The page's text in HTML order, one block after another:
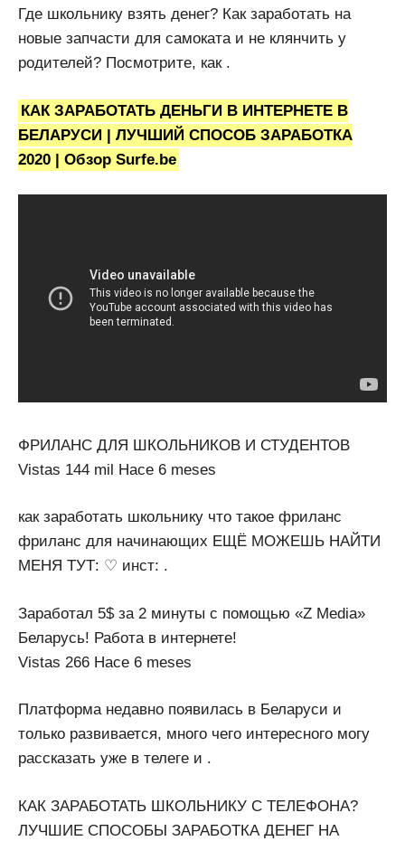
Где школьнику взять денег? Как заработать на
новые запчасти для самоката и не клянчить у
родителей? Посмотрите, как .
КАК ЗАРАБОТАТЬ ДЕНЬГИ В ИНТЕРНЕТЕ В
БЕЛАРУСИ | ЛУЧШИЙ СПОСОБ ЗАРАБОТКА
2020 | Обзор Surfe.be
ФРИЛАНС ДЛЯ ШКОЛЬНИКОВ И СТУДЕНТОВ
Vistas 144 mil Hace 6 meses
как заработать школьнику что такое фриланс
фриланс для начинающих ЕЩЁ МОЖЕШЬ НАЙТИ
МЕНЯ ТУТ: ♡ инст: .
Заработал 5$ за 2 минуты с помощью «Z Media»
Беларусь! Работа в интернете!
Vistas 266 Hace 6 meses
Платформа недавно появилась в Беларуси и
только развивается, много чего интересного могу
рассказать уже в телеге и .
КАК ЗАРАБОТАТЬ ШКОЛЬНИКУ С ТЕЛЕФОНА?
ЛУЧШИЕ СПОСОБЫ ЗАРАБОТКА ДЕНЕГ НА